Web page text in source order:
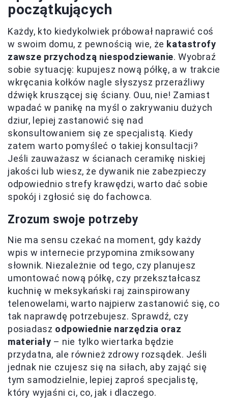
początkujących
Każdy, kto kiedykolwiek próbował naprawić coś
w swoim domu, z pewnością wie, że katastrofy
zawsze przychodzą niespodziewanie. Wyobraź
sobie sytuację: kupujesz nową półkę, a w trakcie
wkręcania kołków nagle słyszysz przeraźliwy
dźwięk kruszącej się ściany. Ouu, nie! Zamiast
wpadać w panikę na myśl o zakrywaniu dużych
dziur, lepiej zastanowić się nad
skonsultowaniem się ze specjalistą. Kiedy
zatem warto pomyśleć o takiej konsultacji?
Jeśli zauważasz w ścianach ceramikę niskiej
jakości lub wiesz, że dywanik nie zabezpieczy
odpowiednio strefy krawędzi, warto dać sobie
spokój i zgłosić się do fachowca.
Zrozum swoje potrzeby
Nie ma sensu czekać na moment, gdy każdy
wpis w internecie przypomina zmiksowany
słownik. Niezależnie od tego, czy planujesz
umontować nową półkę, czy przekształcasz
kuchnię w meksykański raj zainspirowany
telenowelami, warto najpierw zastanowić się, co
tak naprawdę potrzebujesz. Sprawdź, czy
posiadasz odpowiednie narzędzia oraz
materiały – nie tylko wiertarka będzie
przydatna, ale również zdrowy rozsądek. Jeśli
jednak nie czujesz się na siłach, aby zająć się
tym samodzielnie, lepiej zaproś specjalistę,
który wyjaśni ci, co, jak i dlaczego.